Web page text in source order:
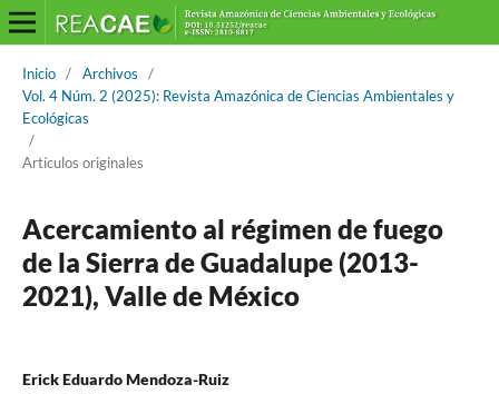
Inicio / Archivos
/
Vol. 4 Núm. 2 (2025): Revista Amazónica de Ciencias Ambientales y
Ecológicas
/
Artículos originales
Acercamiento al régimen de fuego
de la Sierra de Guadalupe (2013-
2021), Valle de México
Erick Eduardo Mendoza-Ruiz